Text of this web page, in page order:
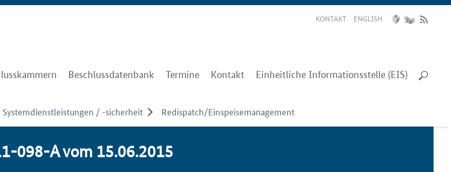
KONTAKT ENGLISH
Beschlussdatenbank Termine Kontakt Einheitliche Informationsstelle (EIS)
Systemdienstleistungen / -sicherheit Redispatch/Einspeisemanagement
098-A vom 15.06.2015